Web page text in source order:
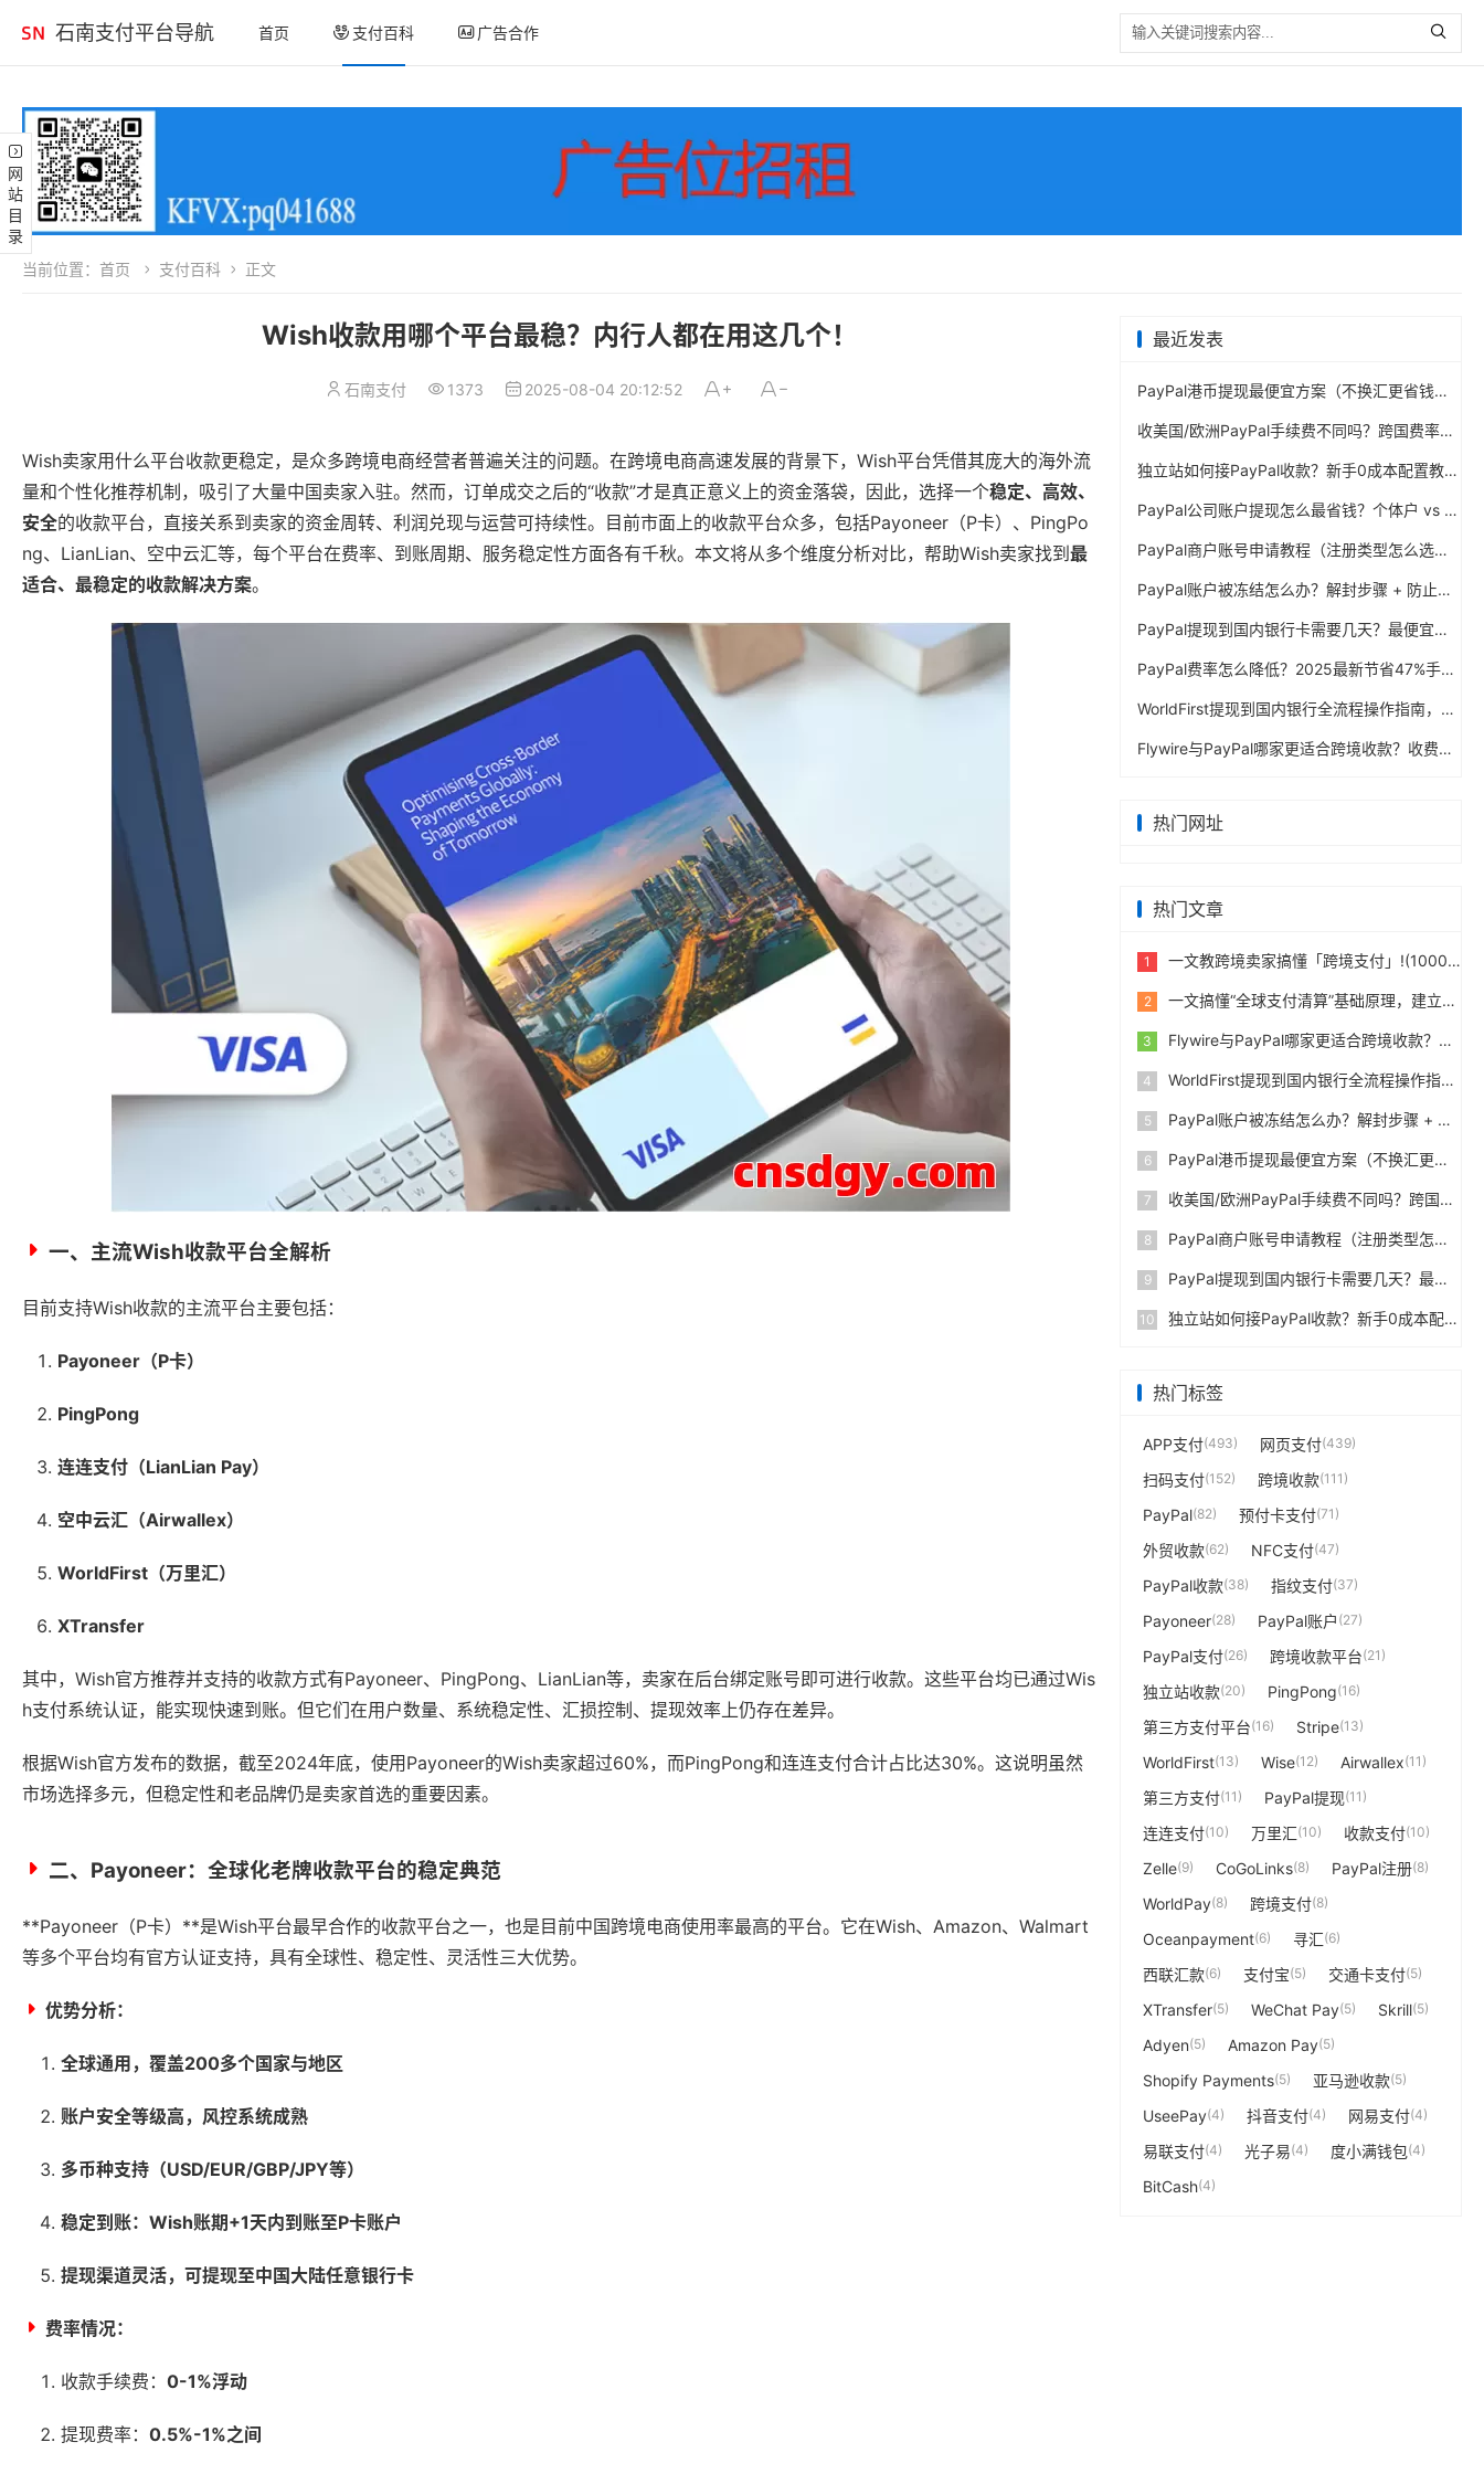
石南支付平台导航 首页 支付百科 广告合作
网站目录
当前位置： 首页 支付百科 正文
Wish收款用哪个平台最稳？内行人都在用这几个！
石南支付 1373 2025-08-04 20:12:52
Wish卖家用什么平台收款更稳定，是众多跨境电商经营者普遍关注的问题。在跨境电商高速发展的背景下，Wish平台凭借其庞大的海外流
量和个性化推荐机制，吸引了大量中国卖家入驻。然而，订单成交之后的“收款”才是真正意义上的资金落袋，因此，选择一个稳定、高效、
安全的收款平台，直接关系到卖家的资金周转、利润兑现与运营可持续性。目前市面上的收款平台众多，包括Payoneer（P卡）、PingPo
ng、LianLian、空中云汇等，每个平台在费率、到账周期、服务稳定性方面各有千秋。本文将从多个维度分析对比，帮助Wish卖家找到最
适合、最稳定的收款解决方案。
一、主流Wish收款平台全解析
目前支持Wish收款的主流平台主要包括：
Payoneer（P卡）
PingPong
连连支付（LianLian Pay）
空中云汇（Airwallex）
WorldFirst（万里汇）
XTransfer
其中，Wish官方推荐并支持的收款方式有Payoneer、PingPong、LianLian等，卖家在后台绑定账号即可进行收款。这些平台均已通过Wis
h支付系统认证，能实现快速到账。但它们在用户数量、系统稳定性、汇损控制、提现效率上仍存在差异。
根据Wish官方发布的数据，截至2024年底，使用Payoneer的Wish卖家超过60%，而PingPong和连连支付合计占比达30%。这说明虽然
市场选择多元，但稳定性和老品牌仍是卖家首选的重要因素。
二、Payoneer：全球化老牌收款平台的稳定典范
**Payoneer（P卡）**是Wish平台最早合作的收款平台之一，也是目前中国跨境电商使用率最高的平台。它在Wish、Amazon、Walmart
等多个平台均有官方认证支持，具有全球性、稳定性、灵活性三大优势。
优势分析：
全球通用，覆盖200多个国家与地区
账户安全等级高，风控系统成熟
多币种支持（USD/EUR/GBP/JPY等）
稳定到账：Wish账期+1天内到账至P卡账户
提现渠道灵活，可提现至中国大陆任意银行卡
费率情况：
收款手续费： 0-1%浮动
提现费率： 0.5%-1%之间
最近发表
PayPal港币提现最便宜方案（不换汇更省钱）
收美国/欧洲PayPal手续费不同吗？跨国费率表曝光
独立站如何接PayPal收款？新手0成本配置教程
PayPal公司账户提现怎么最省钱？个体户 vs 公司对比
PayPal商户账号申请教程（注册类型怎么选？避坑指南）
PayPal账户被冻结怎么办？解封步骤 + 防止再次限制指南
PayPal提现到国内银行卡需要几天？最便宜的方法公布
PayPal费率怎么降低？2025最新节省47%手续费方案
WorldFirst提现到国内银行全流程操作指南，卖家必读完整攻略
Flywire与PayPal哪家更适合跨境收款？收费到账体验全面评测
热门网址
热门文章
1 一文教跨境卖家搞懂「跨境支付」!(10000字)
2 一文搞懂“全球支付清算”基础原理，建立跨境支付底层认知
3 Flywire与PayPal哪家更适合跨境收款？收费到账体验全面评测
4 WorldFirst提现到国内银行全流程操作指南，卖家必读完整攻略
5 PayPal账户被冻结怎么办？解封步骤 + 防止再次限制指南
6 PayPal港币提现最便宜方案（不换汇更省钱）
7 收美国/欧洲PayPal手续费不同吗？跨国费率表曝光
8 PayPal商户账号申请教程（注册类型怎么选？避坑指南）
9 PayPal提现到国内银行卡需要几天？最便宜的方法公布
10 独立站如何接PayPal收款？新手0成本配置教程
热门标签
APP支付(493) 网页支付(439)
扫码支付(152) 跨境收款(111)
PayPal(82) 预付卡支付(71)
外贸收款(62) NFC支付(47)
PayPal收款(38) 指纹支付(37)
Payoneer(28) PayPal账户 (27)
PayPal支付(26) 跨境收款平台(21)
独立站收款(20) PingPong(16)
第三方支付平台(16) Stripe(13)
WorldFirst(13) Wise(12) Airwallex(11)
第三方支付(11) PayPal提现(11)
连连支付(10) 万里汇(10) 收款支付(10)
Zelle(9) CoGoLinks(8) PayPal注册(8)
WorldPay(8) 跨境支付(8)
Oceanpayment(6) 寻汇(6)
西联汇款(6) 支付宝(5) 交通卡支付(5)
XTransfer(5) WeChat Pay(5) Skrill(5)
Adyen(5) Amazon Pay(5)
Shopify Payments(5) 亚马逊收款(5)
UseePay(4) 抖音支付(4) 网易支付(4)
易联支付(4) 光子易(4) 度小满钱包(4)
BitCash(4)